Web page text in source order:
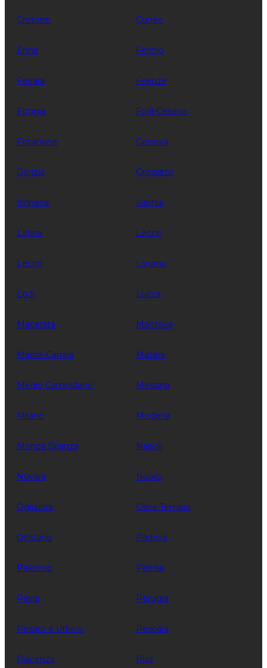
Crotone Cuneo
Enna Fermo
Ferrara Firenze
Foggia Forli-Cesena
Frosinone Genova
Gorizia Grosseto
Imperia Isernia
Latina Lecce
Lecco Livorno
Lodi Lucca
Macerata Mantova
Massa-Carrara Matera
Medio Campidano Messina
Milano Modena
Monza Brianza Napoli
Novara Nuoro
Ogliastra Olbia-Tempio
Oristano Padova
Palermo Parma
Pavia Perugia
Pesaro e Urbino Pescara
Piacenza Pisa